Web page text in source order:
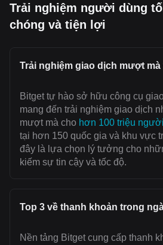
Trải nghiệm người dùng
chóng và tiện lợi
Trải nghiệm giao dịch mượt mà
Bitget tự hào sở hữu công cụ
mang đến trải nghiệm giao dịch
mượt mà cho hơn 100 triệu
tại hơn 150 quốc gia và khu vực
đây là lựa chọn lý tưởng cho
kiếm sự tin cậy và tốc độ.
Top 3 về thanh khoản trong
Nền tảng Bitget cung cấp thanh